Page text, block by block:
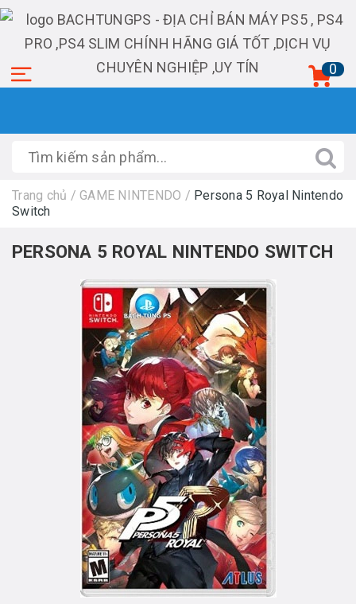
0
Trang chủ / GAME NINTENDO / Persona 5 Royal Nintendo
Switch
PERSONA 5 ROYAL NINTENDO SWITCH